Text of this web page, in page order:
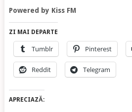
Powered by Kiss FM
ZI MAI DEPARTE
Tumblr Pinterest
Reddit Telegram
APRECIAZĂ: